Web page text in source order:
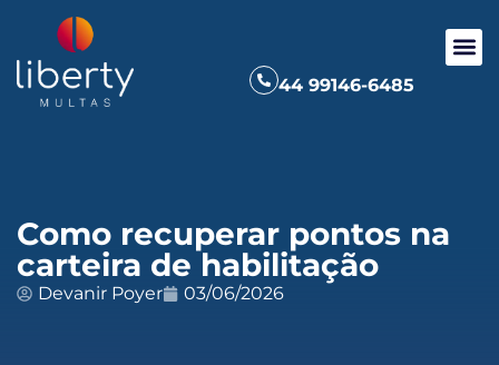
44 99146-6485
Como recuperar pontos na
carteira de habilitação
Devanir Poyer 03/06/2026